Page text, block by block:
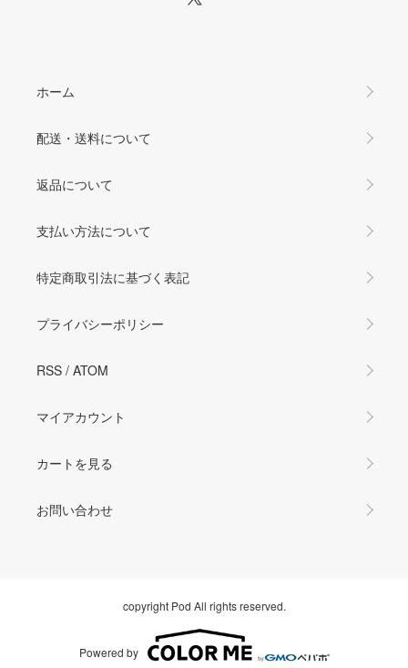
ホーム
配送・送料について
返品について
支払い方法について
特定商取引法に基づく表記
プライバシーポリシー
RSS / ATOM
マイアカウント
カートを見る
お問い合わせ
copyright Pod All rights reserved.
Powered by